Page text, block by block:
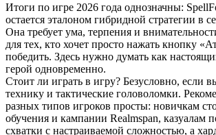
Итоги по игре 2026 года однозначны:
остается эталоном гибридной стратегии в
Она требует ума, терпения и
для тех, кто хочет просто нажать кнопку
победить. Здесь нужно думать как
герой одновременно.
Стоит ли играть в игру? Безусловно, если
технику и тактические головоломки.
разных типов игроков просты: новичкам
обучения и кампании Realmspan, казуалам
схватки с настраиваемой сложностью, а